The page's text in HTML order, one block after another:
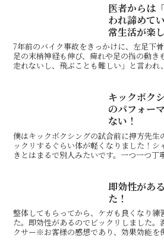
医者からは
われ諦めて
常生活が楽
た。
7年前のバイク事故をきっかけに、左足下
足の末梢神経も伸び、痺れや足の指の動き
走れないし、飛ぶことも難しい」と言わ
キックボク
のパフォー
ない！
僕はキックボクシングの試合前に押方先生
ックリするぐらい体が軽くなりました！
きとはまるで別人みたいです。一つ一つ丁
即効性があ
た！
整体してもらってから、ケガも良くなり練
た。即効性があるのでビックリしました
クサー※お客様の感想であり、効果効能を